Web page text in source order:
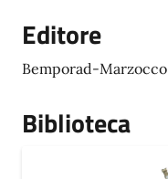
Editore
Bemporad-Marzocco
Biblioteca